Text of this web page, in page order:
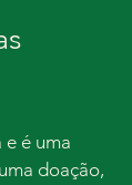
é uma
doação,